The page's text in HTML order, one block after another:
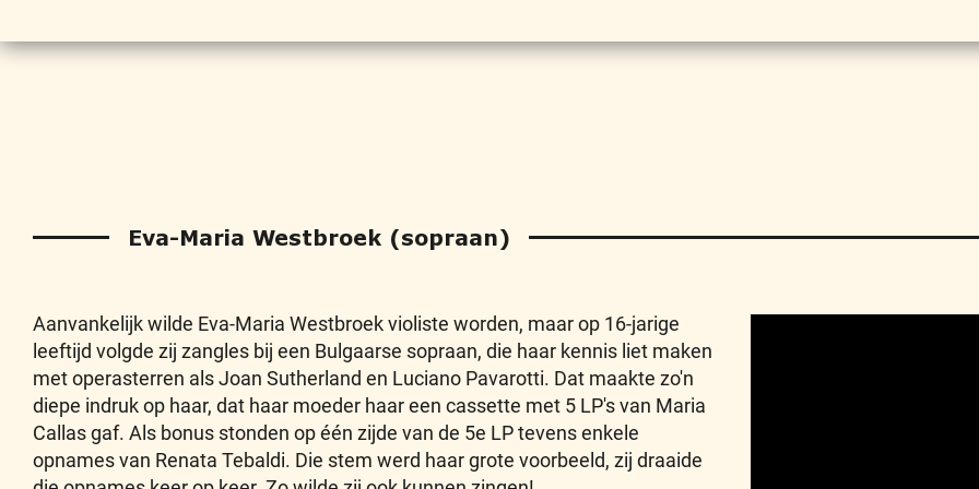
Eva-Maria Westbroek (sopraan)
Aanvankelijk wilde Eva-Maria Westbroek violiste worden, maar op 16-jarige
leeftijd volgde zij zangles bij een Bulgaarse sopraan, die haar kennis liet maken
met operasterren als Joan Sutherland en Luciano Pavarotti. Dat maakte zo'n
diepe indruk op haar, dat haar moeder haar een cassette met 5 LP's van Maria
Callas gaf. Als bonus stonden op één zijde van de 5e LP tevens enkele
opnames van Renata Tebaldi. Die stem werd haar grote voorbeeld, zij draaide